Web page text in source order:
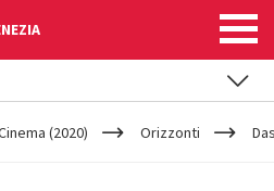
(2020) Orizzonti